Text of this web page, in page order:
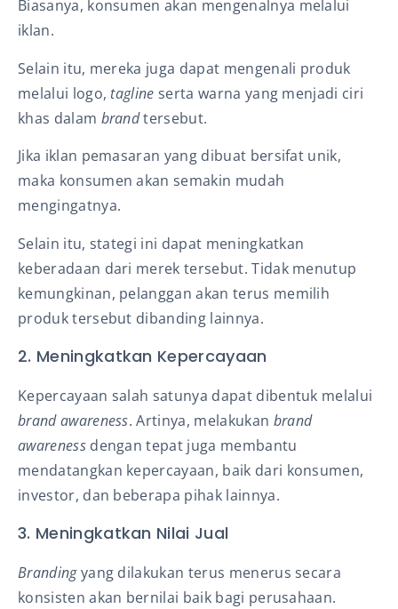
Biasanya, konsumen akan mengenalnya melalui
iklan.
Selain itu, mereka juga dapat mengenali produk
melalui logo, taglineserta warna yang menjadi ciri
khas dalam brandtersebut.
Jika iklan pemasaran yang dibuat bersifat unik,
maka konsumen akan semakin mudah
mengingatnya.
Selain itu, stategi ini dapat meningkatkan
keberadaan dari merek tersebut. Tidak menutup
kemungkinan, pelanggan akan terus memilih
produk tersebut dibanding lainnya.
2. Meningkatkan Kepercayaan
Kepercayaan salah satunya dapat dibentuk melalui
brand awareness. Artinya, melakukan brand
awareness dengan tepat juga membantu
mendatangkan kepercayaan, baik dari konsumen,
investor, dan beberapa pihak lainnya.
3. Meningkatkan Nilai Jual
Brandingyang dilakukan terus menerus secara
konsisten akan bernilai baik bagi perusahaan.